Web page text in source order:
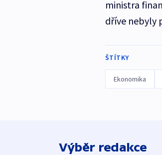
ministra
dříve nebyly
ŠTÍTKY
Ekonomika
Výběr redakce